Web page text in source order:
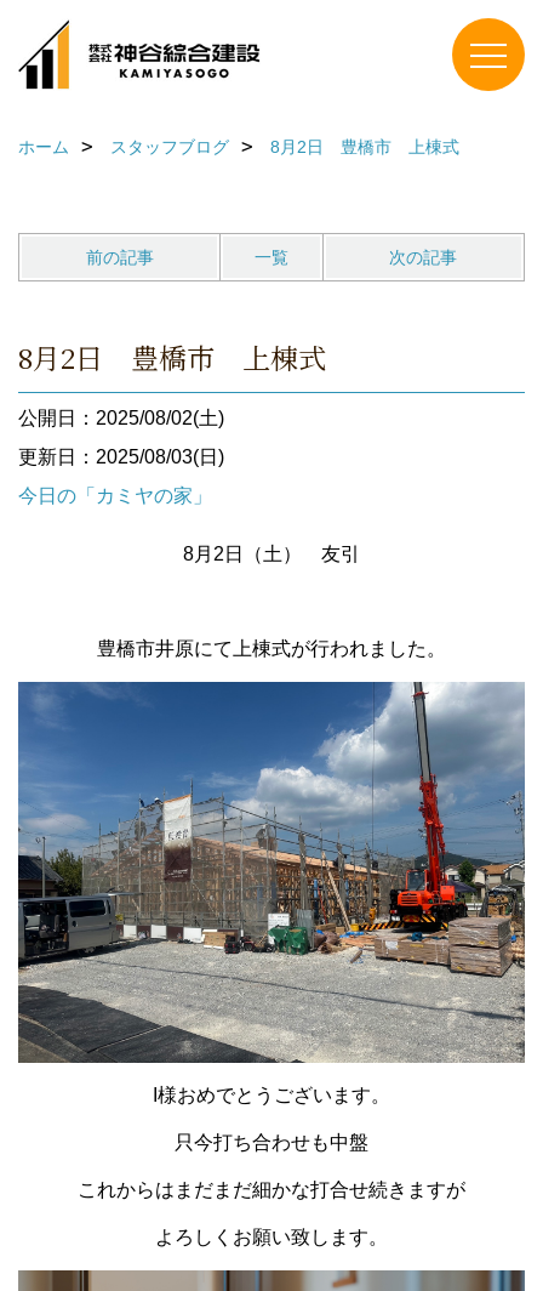
ホーム スタッフブログ 8月2日 豊橋市 上棟式
前の記事 一覧 次の記事
8月2日 豊橋市 上棟式
公開日：2025/08/02(土)
更新日：2025/08/03(日)
今日の「カミヤの家」
8月2日（土） 友引
豊橋市井原にて上棟式が行われました。
I様おめでとうございます。
只今打ち合わせも中盤
これからはまだまだ細かな打合せ続きますが
よろしくお願い致します。